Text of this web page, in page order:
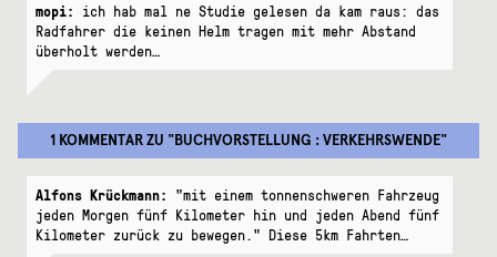
mopi: ich hab mal ne Studie gelesen da kam raus: das
Radfahrer die keinen Helm tragen mit mehr Abstand
überholt werden…
1 KOMMENTARZU "BUCHVORSTELLUNG : VERKEHRSWENDE"
Alfons Krückmann: "mit einem tonnenschweren Fahrzeug
jeden Morgen fünf Kilometer hin und jeden Abend fünf
Kilometer zurück zu bewegen." Diese 5km Fahrten…